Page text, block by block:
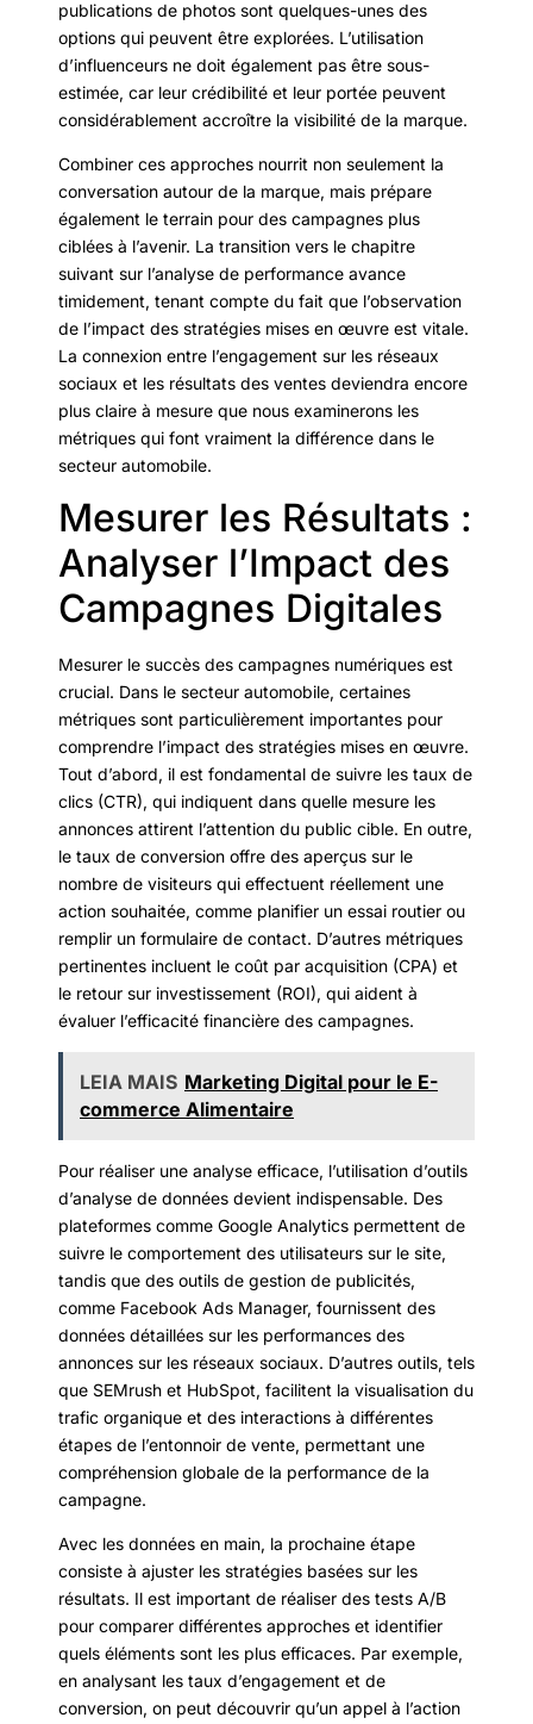
publications de photos sont quelques-unes des
options qui peuvent être explorées. L’utilisation
d’influenceurs ne doit également pas être sous-
estimée, car leur crédibilité et leur portée peuvent
considérablement accroître la visibilité de la marque.
Combiner ces approches nourrit non seulement la
conversation autour de la marque, mais prépare
également le terrain pour des campagnes plus
ciblées à l’avenir. La transition vers le chapitre
suivant sur l’analyse de performance avance
timidement, tenant compte du fait que l’observation
de l’impact des stratégies mises en œuvre est vitale.
La connexion entre l’engagement sur les réseaux
sociaux et les résultats des ventes deviendra encore
plus claire à mesure que nous examinerons les
métriques qui font vraiment la différence dans le
secteur automobile.
Mesurer les Résultats :
Analyser l’Impact des
Campagnes Digitales
Mesurer le succès des campagnes numériques est
crucial. Dans le secteur automobile, certaines
métriques sont particulièrement importantes pour
comprendre l’impact des stratégies mises en œuvre.
Tout d’abord, il est fondamental de suivre les taux de
clics (CTR), qui indiquent dans quelle mesure les
annonces attirent l’attention du public cible. En outre,
le taux de conversion offre des aperçus sur le
nombre de visiteurs qui effectuent réellement une
action souhaitée, comme planifier un essai routier ou
remplir un formulaire de contact. D’autres métriques
pertinentes incluent le coût par acquisition (CPA) et
le retour sur investissement (ROI), qui aident à
évaluer l’efficacité financière des campagnes.
LEIA MAIS Marketing Digital pour le E-
commerce Alimentaire
Pour réaliser une analyse efficace, l’utilisation d’outils
d’analyse de données devient indispensable. Des
plateformes comme Google Analytics permettent de
suivre le comportement des utilisateurs sur le site,
tandis que des outils de gestion de publicités,
comme Facebook Ads Manager, fournissent des
données détaillées sur les performances des
annonces sur les réseaux sociaux. D’autres outils, tels
que SEMrush et HubSpot, facilitent la visualisation du
trafic organique et des interactions à différentes
étapes de l’entonnoir de vente, permettant une
compréhension globale de la performance de la
campagne.
Avec les données en main, la prochaine étape
consiste à ajuster les stratégies basées sur les
résultats. Il est important de réaliser des tests A/B
pour comparer différentes approches et identifier
quels éléments sont les plus efficaces. Par exemple,
en analysant les taux d’engagement et de
conversion, on peut découvrir qu’un appel à l’action